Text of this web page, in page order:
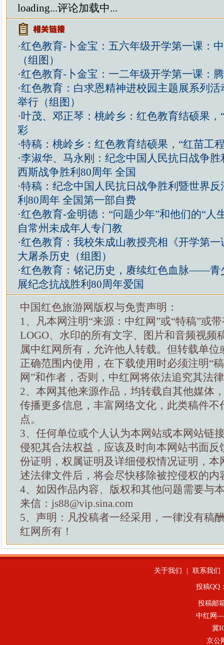
loading...评论加载中...
·红色教育-卜金宝：五六年级开学第一课：
（组图）
·红色教育-卜金宝：一二年级开学第一课：
·红色教育：白求恩精神进校园主题展系列活
举行（组图）
·叶茂、邓正琴：桃岭乡：红色教育结硕果，
彩
·特稿：桃岭乡：红色教育结硕果，“红苗工
·李淑华、马永刚：纪念中国人民抗日战争胜
西斯战争胜利80周年 全国
·特稿：纪念中国人民抗日战争胜利暨世界反
利80周年 全国第一部自费
·红色教育-金明德：“问题少年”和他们的“
自常州未成年人专门教
·红色教育：我校朱成山教授亮相《开学第一
大屠杀历史（组图）
·红色教育：铭记历史，赓续红色血脉——青
展纪念抗战胜利80周年爱国
中国红色旅游网版权与免责声明：
1、凡本网注明“来源：中红网”或“特稿”或
LOGO、水印的所有文字、图片和音频视频
属中红网所有，允许他人转载。但转载单位
正确范围内使用，在下载使用时必须注明“
网”和作者，否则，中红网将依法追究其法
2、本网其他来源作品，均转载自其他媒体
传播更多信息，丰富网络文化，此类稿件不
点。
3、任何单位或个人认为本网站或本网站链
侵犯其合法权益，应该及时向本网站书面反
份证明，权属证明及详细侵权情况证明，本
述法律文件后，将会尽快移除被控侵权的内
4、如因作品内容、版权和其他问题需要与
来信：js88@vip.sina.com
5、声明：凡投稿者一经采用，一律没有稿
红网所有！
关于我们 联系我们
投稿QQ
投稿邮
中红网—
冀
京公